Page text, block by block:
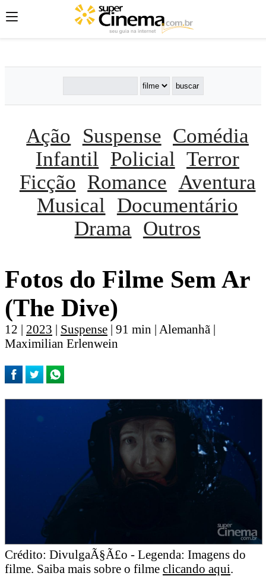
';';
Ação Suspense Comédia
Infantil
Policial Terror
Ficção Romance Aventura
Musical
Documentário
Drama
Outros
Fotos do Filme Sem Ar
(The Dive)
12 | 2023 | Suspense | 91 min | Alemanhã |
Maximilian Erlenwein
Crédito: DivulgaÃ§Ã£o - Legenda: Imagens do
filme. Saiba mais sobre o filme clicando aqui.